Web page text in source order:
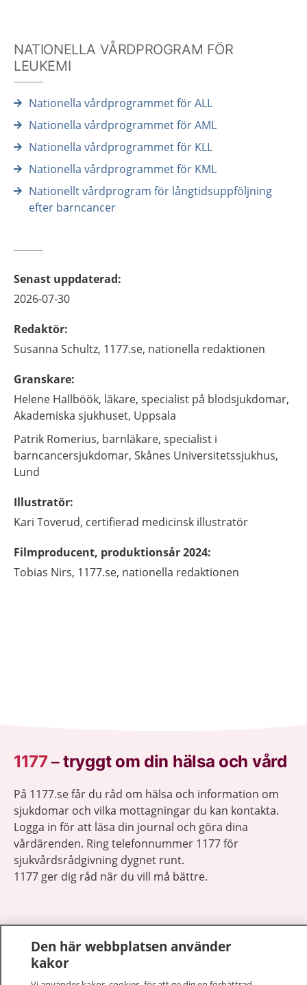
NATIONELLA VÅRDPROGRAM FÖR
LEUKEMI
Nationella vårdprogrammet för ALL
Nationella vårdprogrammet för AML
Nationella vårdprogrammet för KLL
Nationella vårdprogrammet för KML
Nationellt vårdprogram för långtidsuppföljning
efter barncancer
Senast uppdaterad:
2026-07-30
Redaktör:
Susanna Schultz, 1177.se, nationella redaktionen
Granskare:
Helene Hallböök, läkare, specialist på blodsjukdomar,
Akademiska sjukhuset, Uppsala
Patrik Romerius, barnläkare, specialist i
barncancersjukdomar, Skånes Universitetssjukhus,
Lund
Illustratör:
Kari Toverud, certifierad medicinsk illustratör
Filmproducent, produktionsår 2024:
Tobias Nirs, 1177.se, nationella redaktionen
1177–tryggt om din hälsa och vård
På 1177.se får du råd om hälsa och information om
sjukdomar och vilka mottagningar du kan kontakta.
Logga in för att läsa din journal och göra dina
vårdärenden. Ring telefonnummer 1177 för
sjukvårdsrådgivning dygnet runt.
1177 ger dig råd när du vill må bättre.
1177 på flera språk
Den här webbplatsen använder
kakor